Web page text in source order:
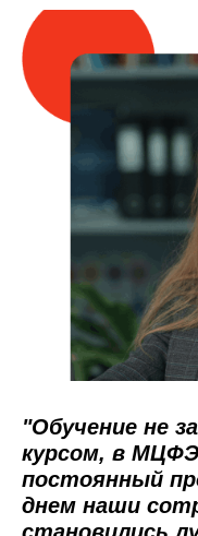
"Обучение не
курсом, в
постоянный
днем наши